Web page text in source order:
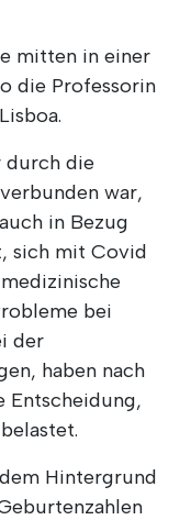
mitten in einer
die Professorin
durch die
war,
in Bezug
sich mit Covid
bei
der
haben nach
Entscheidung,
Hintergrund